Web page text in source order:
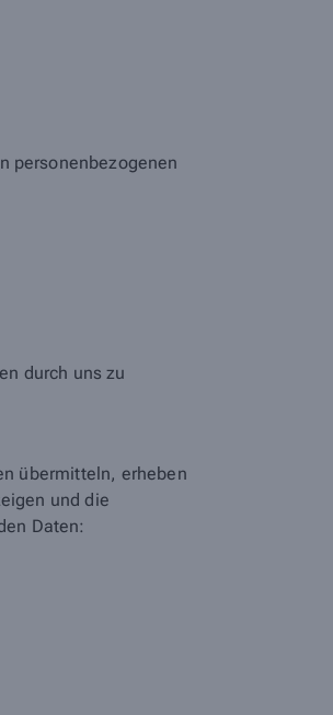
personenbezogenen
durch uns zu
übermitteln, erheben
und die
Daten: